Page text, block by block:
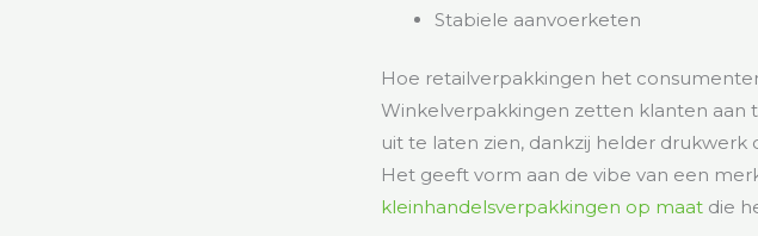
Stabiele aanvoerketen
Hoe retailverpakkingen het
Winkelverpakkingen zetten klanten aan
uit te laten zien, dankzij helder
Het geeft vorm aan de vibe van een
kleinhandelsverpakkingen op maat die